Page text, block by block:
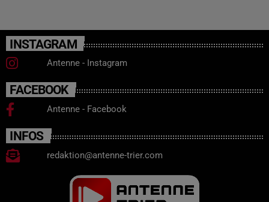
INSTAGRAM
Antenne - Instagram
FACEBOOK
Antenne - Facebook
INFOS
redaktion@antenne-trier.com